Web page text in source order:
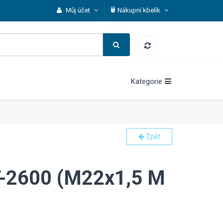
Můj účet Nákupní kbelík
Kategorie
Zpět
(M22x1,5 M